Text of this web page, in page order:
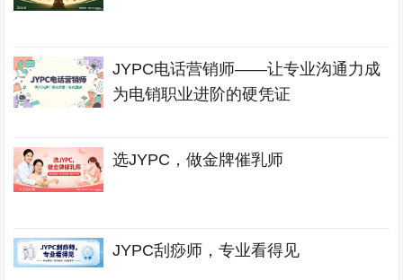
JYPC电话营销师——让专业沟通力成
为电销职业进阶的硬凭证
选JYPC，做金牌催乳师
JYPC刮痧师，专业看得见